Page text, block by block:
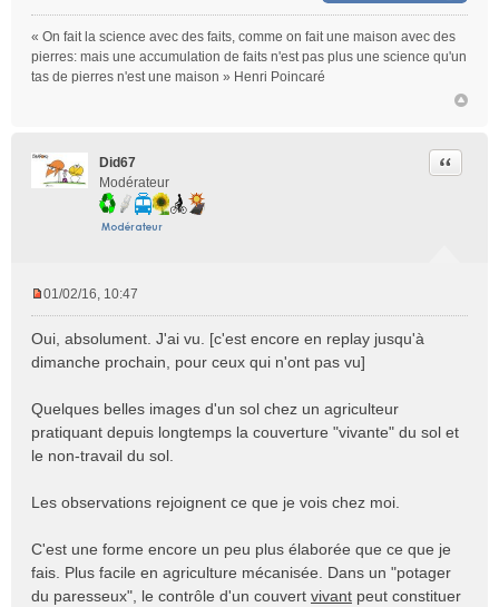
n
l
u
« On fait la science avec des faits, comme on fait une maison avec des
pierres: mais une accumulation de faits n'est pas plus une science qu'un
tas de pierres n'est une maison » Henri Poincaré
Did67
Modérateur
Citer
s
s
g
e
l
01/02/16, 10:47
Oui, absolument. J'ai vu. [c'est encore en replay jusqu'à
dimanche prochain, pour ceux qui n'ont pas vu]
Quelques belles images d'un sol chez un agriculteur
pratiquant depuis longtemps la couverture "vivante" du sol et
le non-travail du sol.
Les observations rejoignent ce que je vois chez moi.
C'est une forme encore un peu plus élaborée que ce que je
fais. Plus facile en agriculture mécanisée. Dans un "potager
du paresseux", le contrôle d'un couvert vivant peut constituer